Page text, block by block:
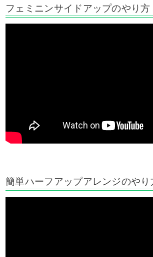
フェミニンサイドアップのやり方
簡単ハーフアップアレンジのやり